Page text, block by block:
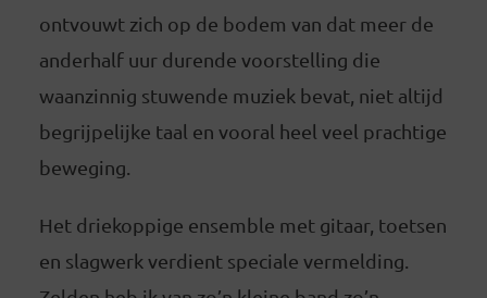
ontvouwt zich op de bodem van dat meer de
anderhalf uur durende voorstelling die
waanzinnig stuwende muziek bevat, niet altijd
begrijpelijke taal en vooral heel veel prachtige
beweging.
Het driekoppige ensemble met gitaar, toetsen
en slagwerk verdient speciale vermelding.